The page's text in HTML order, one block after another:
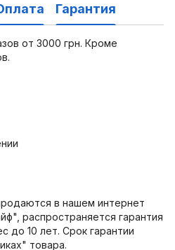
Гарантия
от 3000 грн. Кроме
в нашем интернет
распространяется гарантия
до 10 лет. Срок гарантии
товара.